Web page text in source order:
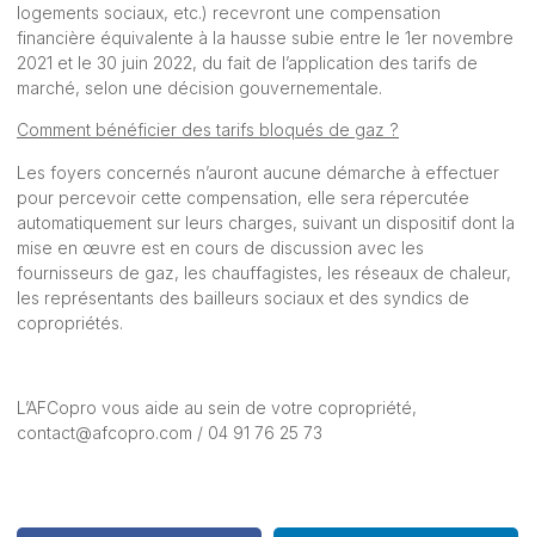
logements sociaux, etc.) recevront une compensation
financière équivalente à la hausse subie entre le 1er novembre
2021 et le 30 juin 2022, du fait de l’application des tarifs de
marché, selon une décision gouvernementale.
Comment bénéficier des tarifs bloqués de gaz ?
Les foyers concernés n’auront aucune démarche à effectuer
pour percevoir cette compensation, elle sera répercutée
automatiquement sur leurs charges, suivant un dispositif dont la
mise en œuvre est en cours de discussion avec les
fournisseurs de gaz, les chauffagistes, les réseaux de chaleur,
les représentants des bailleurs sociaux et des syndics de
copropriétés.
L’AFCopro vous aide au sein de votre copropriété,
contact@afcopro.com / 04 91 76 25 73